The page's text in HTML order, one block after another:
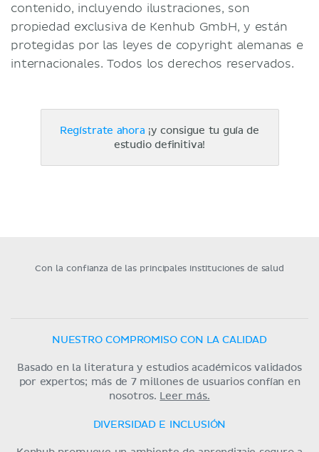
contenido, incluyendo ilustraciones, son
propiedad exclusiva de Kenhub GmbH, y están
protegidas por las leyes de copyright alemanas e
internacionales. Todos los derechos reservados.
Regístrate ahora ¡y consigue tu guía de
estudio definitiva!
Con la confianza de las principales instituciones de salud
NUESTRO COMPROMISO CON LA CALIDAD
Basado en la literatura y estudios académicos validados
por expertos; más de 7 millones de usuarios confían en
nosotros.
Leer más.
DIVERSIDAD E INCLUSIÓN